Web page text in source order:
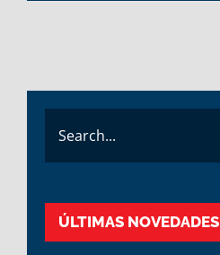
for:
ÚLTIMAS NOVEDADES